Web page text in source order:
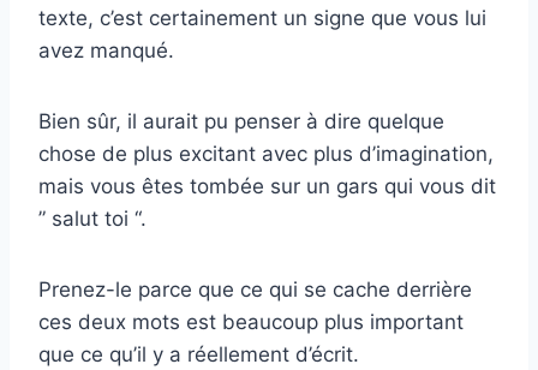
texte, c’est certainement un signe que vous lui
avez manqué.
Bien sûr, il aurait pu penser à dire quelque
chose de plus excitant avec plus d’imagination,
mais vous êtes tombée sur un gars qui vous dit
” salut toi “.
Prenez-le parce que ce qui se cache derrière
ces deux mots est beaucoup plus important
que ce qu’il y a réellement d’écrit.